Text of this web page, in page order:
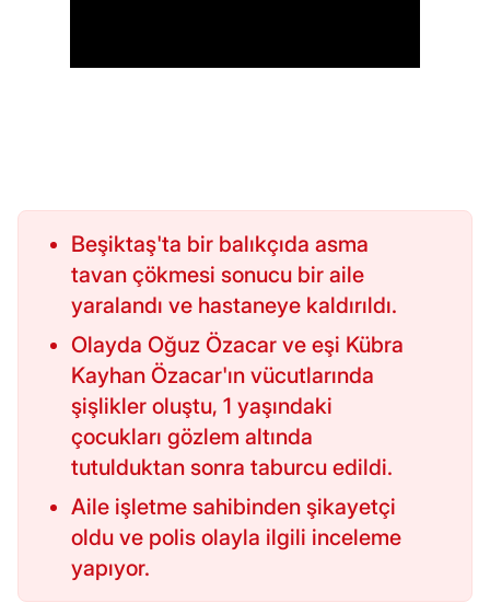
Beşiktaş'ta bir balıkçıda asma
tavan çökmesi sonucu bir aile
yaralandı ve hastaneye kaldırıldı.
Olayda Oğuz Özacar ve eşi Kübra
Kayhan Özacar'ın vücutlarında
şişlikler oluştu, 1 yaşındaki
çocukları gözlem altında
tutulduktan sonra taburcu edildi.
Aile işletme sahibinden şikayetçi
oldu ve polis olayla ilgili inceleme
yapıyor.